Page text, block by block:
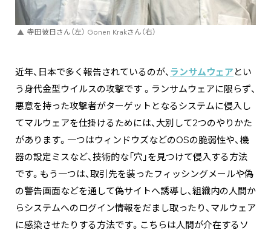
寺田彼日さん（左） Gonen Krakさん（右）
近年、日本で多く報告されているのが、 ランサムウェア とい
う身代金型ウイルスの攻撃です 。ランサムウェアに限らず、
悪意を持った攻撃者がターゲットとなるシステムに侵入し
てマルウェアを仕掛けるためには、大別して2つのやりかた
があります。一つはウィンドウズなどのOSの脆弱性や、機
器の設定ミスなど、技術的な「穴」を見つけて侵入する方法
です。もう一つは、取引先を装ったフィッシングメールや偽
の警告画面などを通して偽サイトへ誘導し、組織内の人間か
らシステムへのログイン情報をだまし取ったり、マルウェア
に感染させたりする方法です。こちらは人間が介在するソ